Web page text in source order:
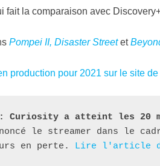
fait la comparaison avec
Pompei II, Disaster Streetet
production pour 2021 sur le site
: Curiosity a atteint les 20
le streamer dans le
en perte. Lire l'article